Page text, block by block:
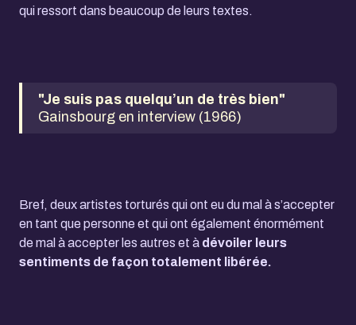
qui ressort dans beaucoup de leurs textes.
"Je suis pas quelqu’un de très bien"
Gainsbourg en interview (1966)
Bref, deux artistes torturés qui ont eu du mal à s’accepter
en tant que personne et qui ont également énormément
de mal à accepter les autres et à dévoiler leurs
sentiments de façon totalement libérée.